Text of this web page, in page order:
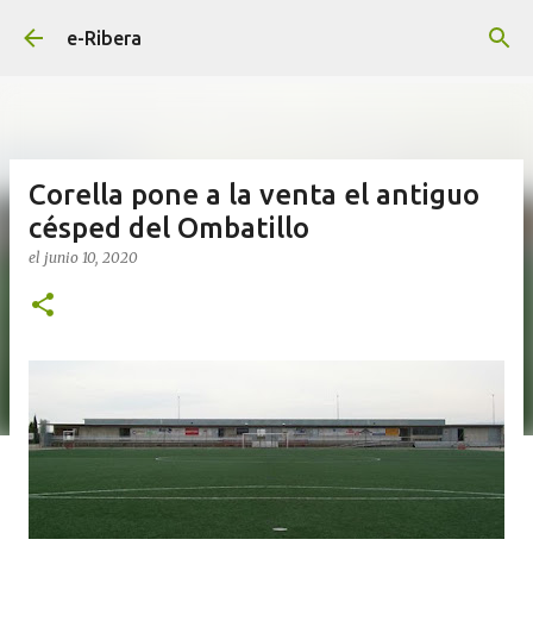
e-Ribera
Corella pone a la venta el antiguo
césped del Ombatillo
el junio 10, 2020